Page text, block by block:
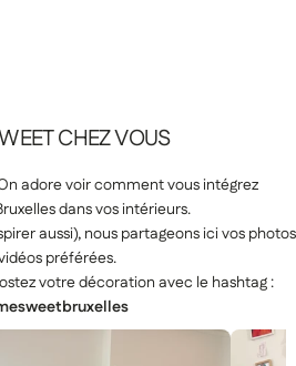
CHEZVOUS
adore voir comment vous intégrez
dans vos intérieurs.
aussi), nous partageons ici vos photos
préférées.
votre décoration avec le hashtag :